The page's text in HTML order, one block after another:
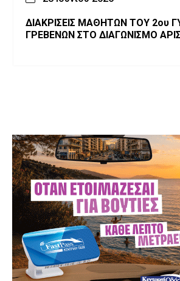
ΔΙΑΚΡΙΣΕΙΣ ΜΑΘΗΤΩΝ ΤΟΥ 2ου
ΓΡΕΒΕΝΩΝ ΣΤΟ ΔΙΑΓΩΝΙΣΜΟ